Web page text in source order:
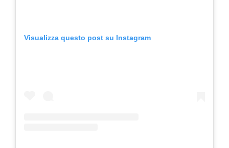
Visualizza questo post su Instagram